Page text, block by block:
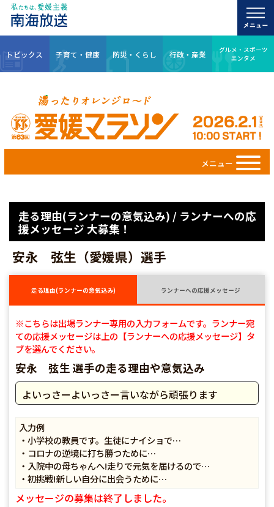
トピックス 子育て・健康 防災・くらし 行政・産業
グルメ・スポーツ
エンタメ
メニュー
走る理由(ランナーの意気込み) / ランナーへの応
援メッセージ 大募集！
安永 弦生（愛媛県）選手
走る理由(ランナーの意気込み) ランナーへの応援メッセージ
※こちらは出場ランナー専用の入力フォームです。ランナー宛
ての応援メッセージは上の【ランナーへの応援メッセージ】タ
ブを選んでください。
安永 弦生 選手の走る理由や意気込み
よいっさーよいっさー言いながら頑張ります
入力例
・小学校の教員です。生徒にナイショで…
・コロナの逆境に打ち勝つために…
・入院中の母ちゃんへ!走りで元気を届けるので…
・初挑戦!新しい自分に出会うために…
メッセージの募集は終了しました。